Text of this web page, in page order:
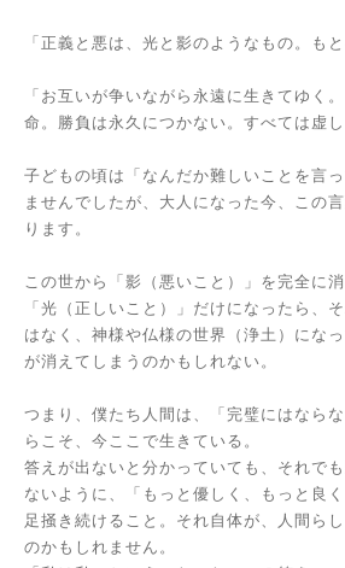
「正義と悪は、光と影のようなもの。も
「お互いが争いながら永遠に生きてゆく
命。勝負は永久につかない。すべては虚し
子どもの頃は「なんだか難しいことを言
ませんでしたが、大人になった今、この
ります。
この世から「影（悪いこと）」を完全に
「光（正しいこと）」だけになったら、
はなく、神様や仏様の世界（浄土）にな
が消えてしまうのかもしれない。
つまり、僕たち人間は、「完璧にはなら
らこそ、今ここで生きている。
答えが出ないと分かっていても、それで
ないように、「もっと優しく、もっと良
足掻き続けること。それ自体が、人間ら
のかもしれません。